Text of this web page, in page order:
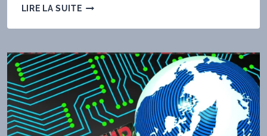
LIRE LA SUITECONNECTEUR
POUR
ISOLÉS